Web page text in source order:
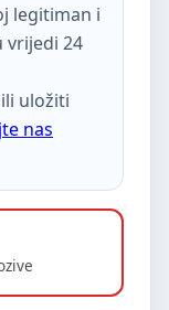
legitiman i
vrijedi 24
uložiti
nas